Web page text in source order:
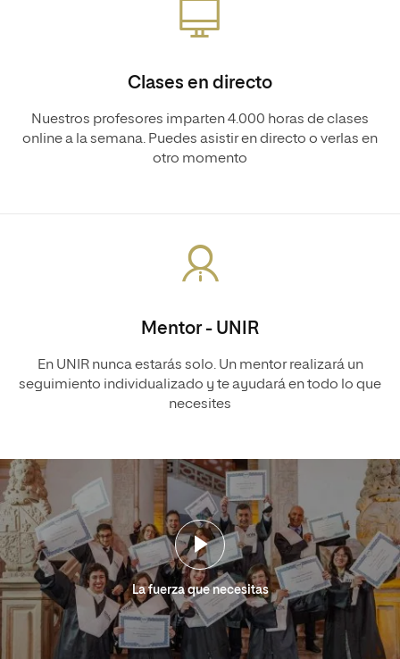
Clases en directo
Nuestros profesores imparten 4.000 horas de clases
online a la semana. Puedes asistir en directo o verlas en
otro momento
Mentor - UNIR
En UNIR nunca estarás solo. Un mentor realizará un
seguimiento individualizado y te ayudará en todo lo que
necesites
La fuerza que necesitas